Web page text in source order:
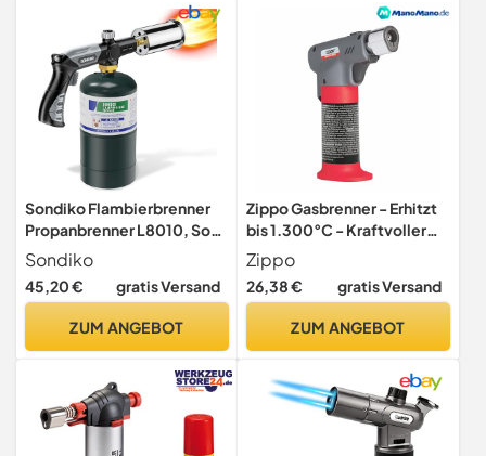
Sondiko Flambierbrenner
Propanbrenner L8010, Sous
Vide, Bunsenbrenner
Lagerfeueranlasser,
Gasbrenner von Steak,
(schwarz, grau) Propantank
Sondiko
45,20 € gratis Versand
ZUM ANGEBOT
Zippo Gasbrenner - Erhitzt
bis 1.300°C - Kraftvoller
Bunsenbrenner -
Flambierbrenner mit Gelber
oder Blauer Flamme -
Zippo
26,38 € gratis Versand
ZUM ANGEBOT